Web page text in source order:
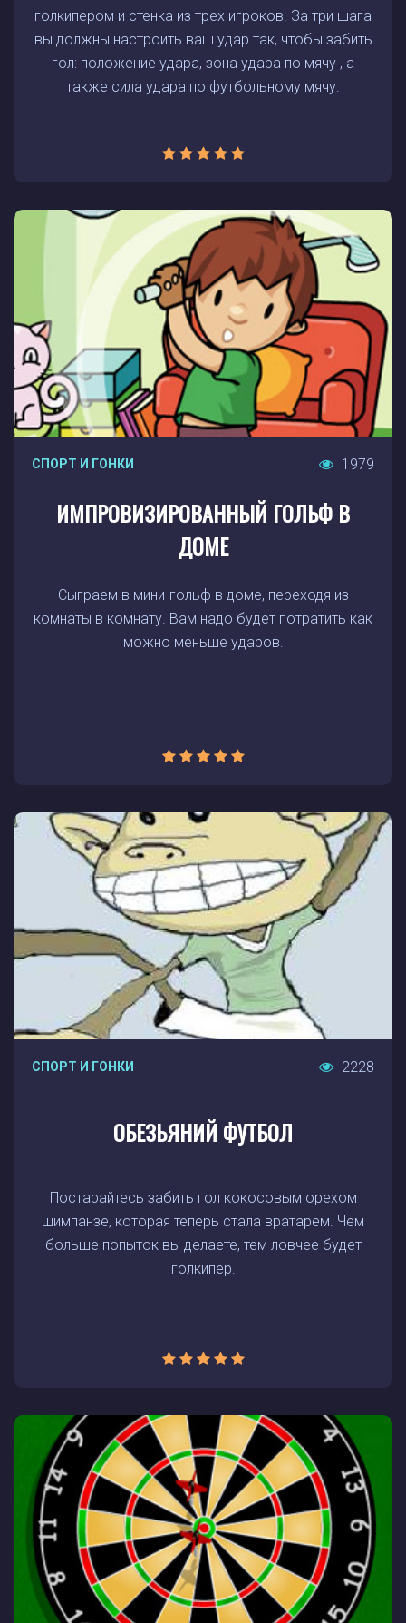
голкипером и стенка из трех игроков. За три шага
вы должны настроить ваш удар так, чтобы забить
гол: положение удара, зона удара по мячу , а
также сила удара по футбольному мячу.
СПОРТ И ГОНКИ 1979
ИМПРОВИЗИРОВАННЫЙ ГОЛЬФ В
ДОМЕ
Сыграем в мини-гольф в доме, переходя из
комнаты в комнату. Вам надо будет потратить как
можно меньше ударов.
СПОРТ И ГОНКИ 2228
ОБЕЗЬЯНИЙ ФУТБОЛ
Постарайтесь забить гол кокосовым орехом
шимпанзе, которая теперь стала вратарем. Чем
больше попыток вы делаете, тем ловчее будет
голкипер.